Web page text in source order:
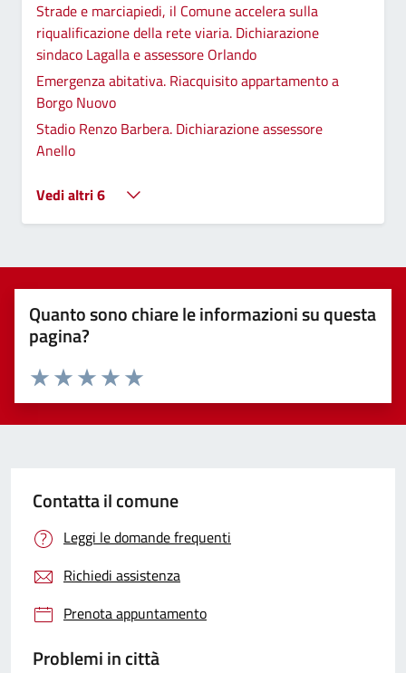
Strade e marciapiedi, il Comune accelera sulla
riqualificazione della rete viaria. Dichiarazione
sindaco Lagalla e assessore Orlando
Emergenza abitativa. Riacquisito appartamento a
Borgo Nuovo
Stadio Renzo Barbera. Dichiarazione assessore
Anello
Vedi altri 6
Quanto sono chiare le informazioni su questa
pagina?
Valuta 5 stelle su 5
Valuta 4 stelle su 5
Valuta 3 stelle su 5
Valuta 2 stelle su 5
Valuta 1 stelle su 5
Contatta il comune
Leggi le domande frequenti
Richiedi assistenza
Prenota appuntamento
Problemi in città